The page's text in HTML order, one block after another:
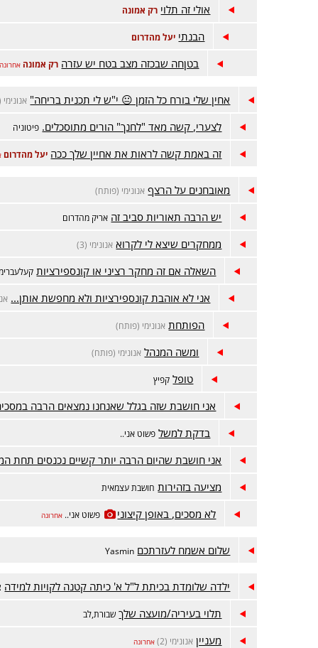
אולי זה תלוי רק אמונה
הבנתי יעל מהדרום
בטןחה שבכזה מצב בטח יש עזרה רק אמונה אחרונה
אחין שלי בורח כל הזמן 😐 י"ש לי תכנית בריחה"
לצערי, קשה מאד "לחנך" הורים מתוסכלים. פיטוניה
זה באמת קשה לראות את אחיין שלך ככה יעל מהדרום
מאובחנים על הרצף אנונימי (פותח)
יש הרבה תאוריות סביב זה אריק מהדרום
ממחקרים שיצא לי לקרוא אנונימי (3)
השאלה אם זה מחקר רציני או קונספירציות
אני לא אוהבת קונספירציות ולא מחפשת אותן...
הפותחת אנונימי (פותח)
ומשה המנהל אנונימי (פותח)
טופל קפיץ
אני חושבת שזה בגלל שאנחנו נמצאים הרבה
בדקת למשל פשוט אני..
אני חושבת שהיום הרבה יותר קשיים נכנסים תחת
מציעה בזהירות חושבת עצמאית
לא מסכים, באופן קיצוני פשוט אני.. אחרונה
שלום אשמח לעזרתכם Yasmin
ילדה שלומדת בכיתת ל"ל א' כיתה קטנה לקויות למידה
תלוי בעיריה/מועצה שלך שבורת,לב
מעניין אנונימי (2) אחרונה